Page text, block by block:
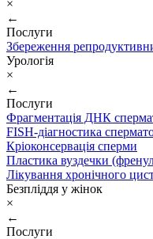
×
←
Послуги
Збереження
Урологія
×
←
Послуги
Фрагментація ДНК
FISH-діагностика
Кріоконсервація сперми
Пластика вуздечки
Лікування хронічного
Безпліддя у жінок
×
←
Послуги